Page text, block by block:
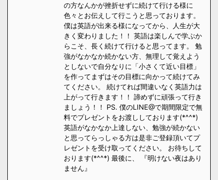
の方なんかが挫折せずに続けて行ける様に
色々とお伝えして行こうと思っております。
僕は英語が出来る様になってから、人生が大
きく変わりました！！ 英語は楽しんで学ぶか
らこそ、長く続けて行けると思ってます。 勉
強がなかなか続かない方、無理して覚えよう
としないで自分なりに「小さくて近い目標」
を作ってまずはその目標に向かって続けてみ
てください。 続けてれば間違いなく英語力は
上がって行きます！！ 諦めずに頑張って行き
ましょう！！ PS. 僕のLINE@で期間限定で無
料でプレゼントをお渡ししております(*^^*)
英語がなかなか上達しない、勉強が続かない
と思ってらっしゃる方は是非ご登録頂いてプ
レゼントを受け取ってください。 お待ちして
おります(*^^*) 最後に、 『明けない夜はあり
ません』